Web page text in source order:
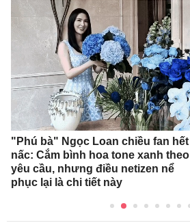
"Phú bà" Ngọc Loan chiều fan hết
nấc: Cắm bình hoa tone xanh theo
yêu cầu, nhưng điều netizen nể
phục lại là chi tiết này